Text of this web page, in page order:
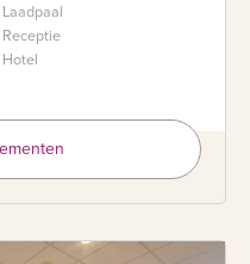
Laadpaal
Receptie
Hotel